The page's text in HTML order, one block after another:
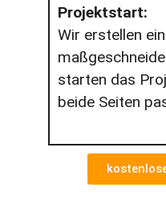
Projektstart:
Wir erstellen ein
starten das
beide Seiten